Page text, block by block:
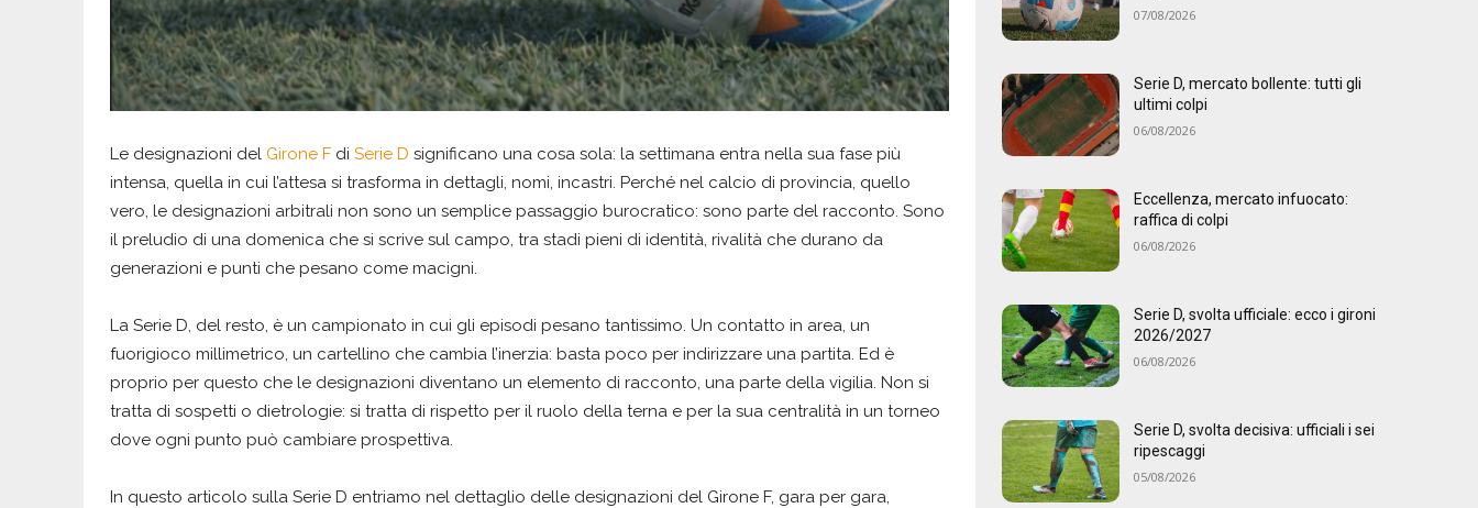
Le designazioni del Girone F di Serie D significano una cosa sola: la settimana entra nella sua fase più
intensa, quella in cui l’attesa si trasforma in dettagli, nomi, incastri. Perché nel calcio di provincia, quello
vero, le designazioni arbitrali non sono un semplice passaggio burocratico: sono parte del racconto. Sono
il preludio di una domenica che si scrive sul campo, tra stadi pieni di identità, rivalità che durano da
generazioni e punti che pesano come macigni.
La Serie D, del resto, è un campionato in cui gli episodi pesano tantissimo. Un contatto in area, un
fuorigioco millimetrico, un cartellino che cambia l’inerzia: basta poco per indirizzare una partita. Ed è
proprio per questo che le designazioni diventano un elemento di racconto, una parte della vigilia. Non si
tratta di sospetti o dietrologie: si tratta di rispetto per il ruolo della terna e per la sua centralità in un torneo
dove ogni punto può cambiare prospettiva.
In questo articolo sulla Serie D entriamo nel dettaglio delle designazioni del Girone F, gara per gara,
07/08/2026
Serie D, mercato bollente: tutti gli
ultimi colpi
06/08/2026
Eccellenza, mercato infuocato:
raffica di colpi
06/08/2026
Serie D, svolta ufficiale: ecco i gironi
2026/2027
06/08/2026
Serie D, svolta decisiva: ufficiali i sei
ripescaggi
05/08/2026